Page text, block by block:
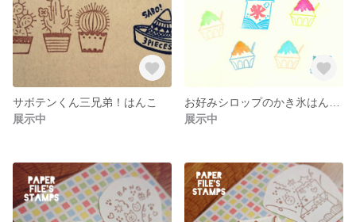
サボテンくん三兄弟！はんこ
展示中
展示中